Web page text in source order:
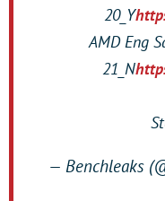
20_Y
AMD Eng
21_N
— Benchleaks